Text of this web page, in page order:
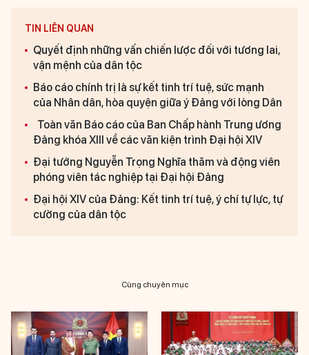
TIN LIÊN QUAN
Quyết định những vấn chiến lược đối với tương lai,
vận mệnh của dân tộc
Báo cáo chính trị là sự kết tinh trí tuệ, sức mạnh
của Nhân dân, hòa quyện giữa ý Đảng với lòng Dân
Toàn văn Báo cáo của Ban Chấp hành Trung ương
Đảng khóa XIII về các văn kiện trình Đại hội XIV
Đại tướng Nguyễn Trọng Nghĩa thăm và động viên
phóng viên tác nghiệp tại Đại hội Đảng
Đại hội XIV của Đảng: Kết tinh trí tuệ, ý chí tự lực, tự
cường của dân tộc
Cùng chuyên mục